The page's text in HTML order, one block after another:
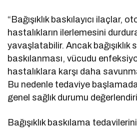
“Bağışıklık baskılayıcı ilaçlar,
hastalıkların ilerlemesini
yavaşlatabilir. Ancak bağışıklık
baskılanması, vücudu
hastalıklara karşı daha
Bu nedenle tedaviye
genel sağlık durumu
Bağışıklık baskılama